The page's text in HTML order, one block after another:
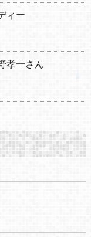
ィー
孝一さん